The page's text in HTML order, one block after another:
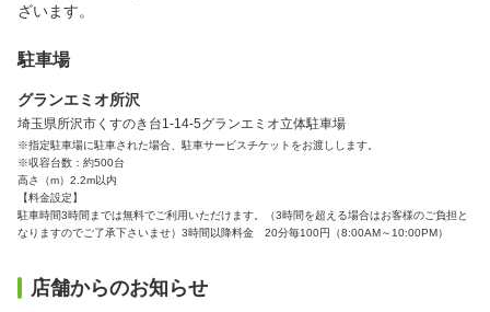
ざいます。
駐車場
グランエミオ所沢
埼玉県所沢市くすのき台1-14-5グランエミオ立体駐車場
※指定駐車場に駐車された場合、駐車サービスチケットをお渡しします。
※収容台数：約500台
高さ（m）2.2m以内
【料金設定】
駐車時間3時間までは無料でご利用いただけます。（3時間を超える場合はお客様のご負担と
なりますのでご了承下さいませ）3時間以降料金 20分毎100円（8:00AM～10:00PM）
店舗からのお知らせ